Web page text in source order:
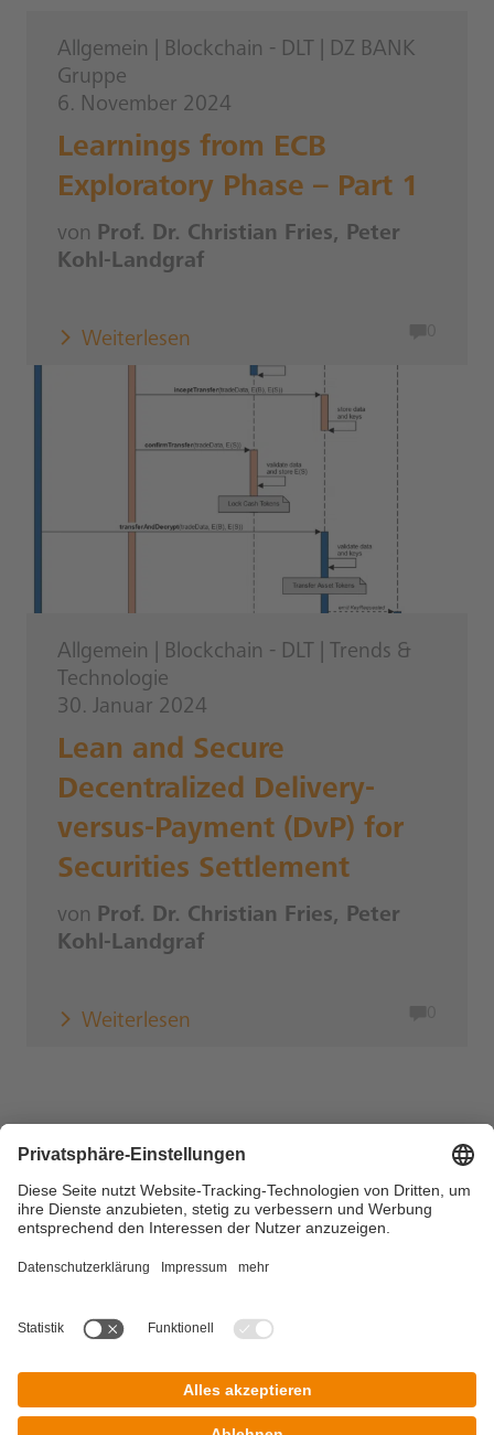
Allgemein Blockchain - DLT
DZ BANK
Gruppe
6. November 2024
Learnings from ECB
Exploratory Phase – Part 1
von Prof. Dr. Christian Fries, Peter
Kohl-Landgraf
Weiterlesen
Allgemein Blockchain - DLT
Trends &
Technologie
30. Januar 2024
Lean and Secure
Decentralized Delivery-
versus-Payment (DvP) for
Securities Settlement
von Prof. Dr. Christian Fries, Peter
Kohl-Landgraf
Weiterlesen
Impressum